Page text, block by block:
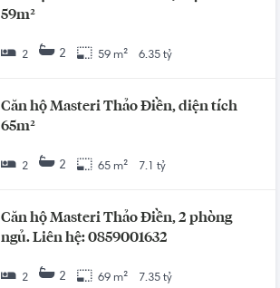
59m²
2 2 59 m² 6.35 tỷ
Căn hộ Masteri Thảo Điền, diện tích
65m²
2 2 65 m² 7.1 tỷ
Căn hộ Masteri Thảo Điền, 2 phòng
ngủ. Liên hệ: 0859001632
2 2 69 m² 7.35 tỷ